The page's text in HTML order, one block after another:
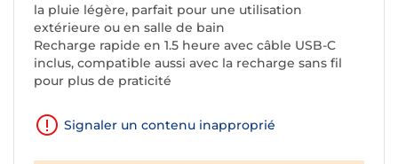
la pluie légère, parfait pour une utilisation
extérieure ou en salle de bain
Recharge rapide en 1.5 heure avec câble USB-C
inclus, compatible aussi avec la recharge sans fil
pour plus de praticité
Signaler un contenu inapproprié